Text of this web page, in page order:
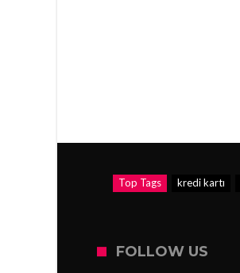
Top Tags kredi kartı
FOLLOW US